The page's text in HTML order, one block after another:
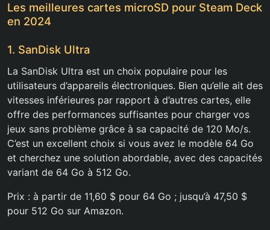
Les meilleures cartes microSD pour Steam Deck
en 2024
1. SanDisk Ultra
La SanDisk Ultra est un choix populaire pour les
utilisateurs d’appareils électroniques. Bien qu’elle ait des
vitesses inférieures par rapport à d’autres cartes, elle
offre des performances suffisantes pour charger vos
jeux sans problème grâce à sa capacité de 120 Mo/s.
C’est un excellent choix si vous avez le modèle 64 Go
et cherchez une solution abordable, avec des capacités
variant de 64 Go à 512 Go.
Prix : à partir de 11,60 $ pour 64 Go ; jusqu’à 47,50 $
pour 512 Go sur Amazon.